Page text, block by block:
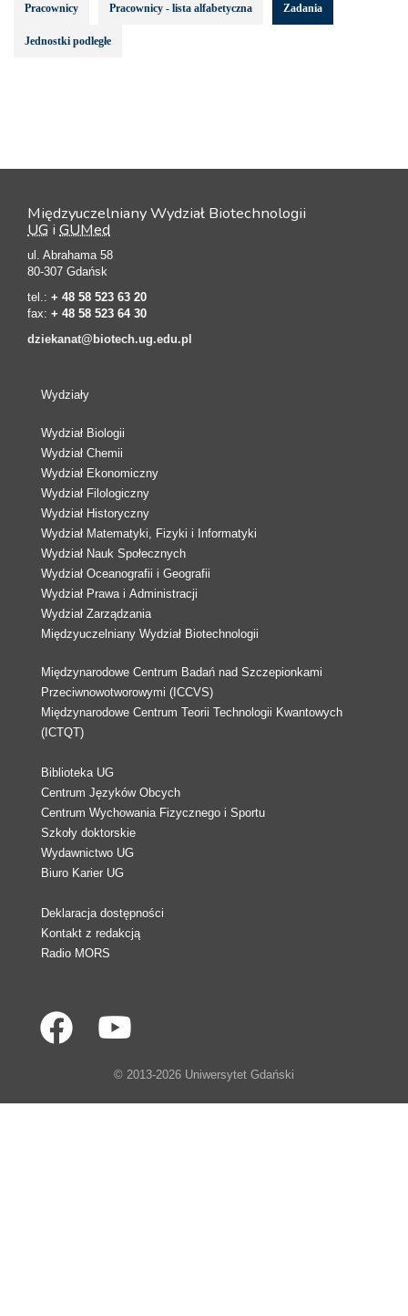
Pracownicy Pracownicy - lista alfabetyczna Zadania
Jednostki podległe
Międzyuczelniany Wydział Biotechnologii
UG i GUMed
ul. Abrahama 58
80-307 Gdańsk
tel.: + 48 58 523 63 20
fax: + 48 58 523 64 30
dziekanat@biotech.ug.edu.pl
Wydziały
Wydział Biologii
Wydział Chemii
Wydział Ekonomiczny
Wydział Filologiczny
Wydział Historyczny
Wydział Matematyki, Fizyki i Informatyki
Wydział Nauk Społecznych
Wydział Oceanografii i Geografii
Wydział Prawa i Administracji
Wydział Zarządzania
Międzyuczelniany Wydział Biotechnologii
Międzynarodowe Centrum Badań nad Szczepionkami
Przeciwnowotworowymi (ICCVS)
Międzynarodowe Centrum Teorii Technologii Kwantowych
(ICTQT)
Biblioteka UG
Centrum Języków Obcych
Centrum Wychowania Fizycznego i Sportu
Szkoły doktorskie
Wydawnictwo UG
Biuro Karier UG
Deklaracja dostępności
Kontakt z redakcją
Radio MORS
© 2013-2026 Uniwersytet Gdański